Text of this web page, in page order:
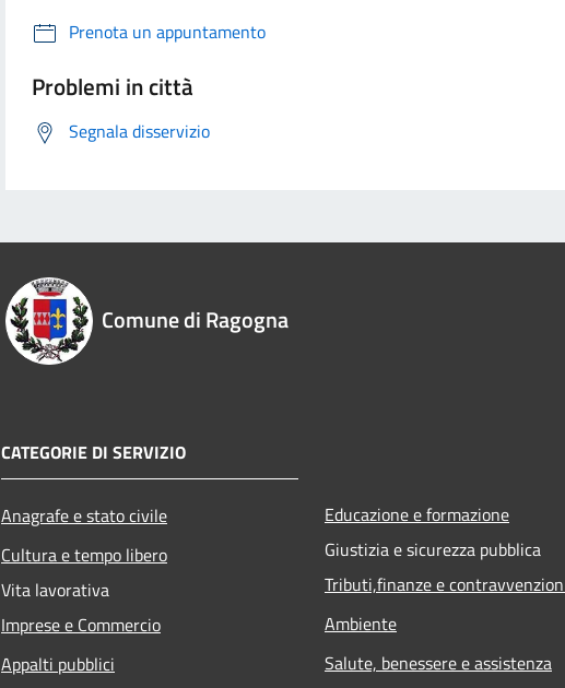
Prenota un appuntamento
Problemi in città
Segnala disservizio
Comune di Ragogna
CATEGORIE DI SERVIZIO
Anagrafe e stato civile
Cultura e tempo libero
Vita lavorativa
Imprese e Commercio
Appalti pubblici
Educazione e formazione
Giustizia e sicurezza pubblica
Tributi,finanze e
Ambiente
Salute, benessere e assistenza